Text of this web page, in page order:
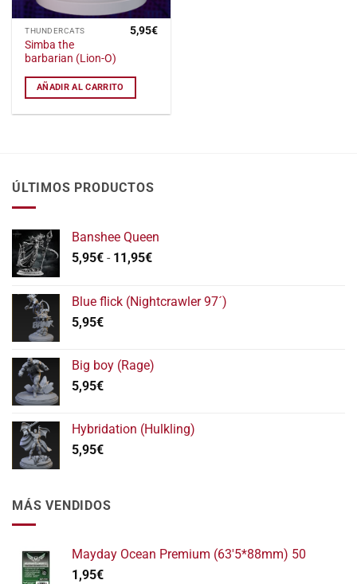
THUNDERCATS
Simba the
barbarian (Lion-O)
5,95€
AÑADIR AL CARRITO
ÚLTIMOS PRODUCTOS
Banshee Queen
5,95€ - 11,95€Rango
desde
11,95€
Blue flick (Nightcrawler 97´)
5,95€
Big boy (Rage)
5,95€
Hybridation (Hulkling)
5,95€
MÁS VENDIDOS
Mayday Ocean Premium (63'5*88mm) 50
1,95€